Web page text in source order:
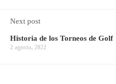
Next post
Historia de los Torneos de Golf
2 agosto, 2022